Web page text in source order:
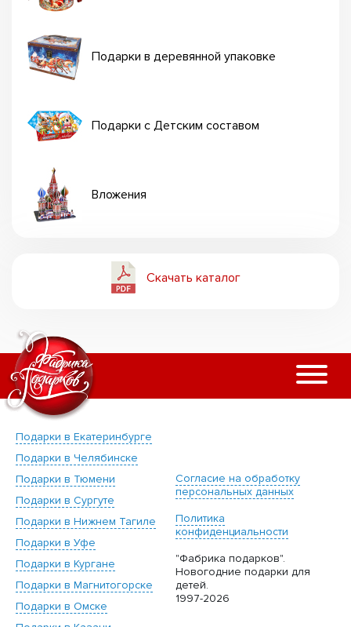
Подарки в деревянной упаковке
Подарки с Детским составом
Вложения
Скачать каталог
Подарки в Екатеринбурге
Подарки в Челябинске
Подарки в Тюмени
Подарки в Сургуте
Подарки в Нижнем Тагиле
Подарки в Уфе
Подарки в Кургане
Подарки в Магнитогорске
Подарки в Омске
Согласие на обработку
персональных данных
Политика
конфиденциальности
"Фабрика подарков".
Новогодние подарки для
детей.
1997-2026